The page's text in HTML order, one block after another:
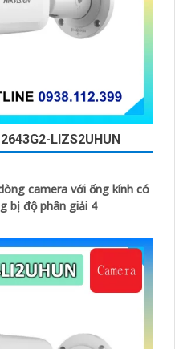
LIZS2UHUN
camera với ống kính có
bị độ phân giải 4